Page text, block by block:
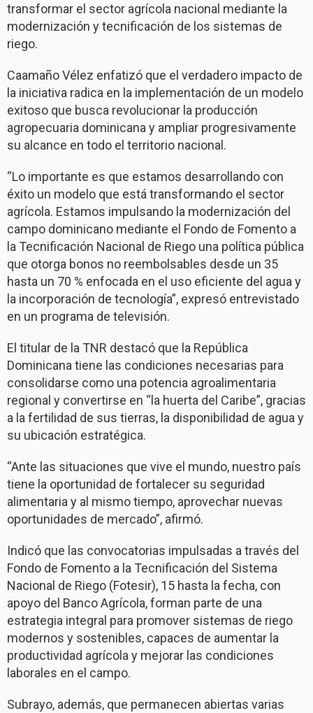
transformar el sector agrícola nacional mediante la
modernización y tecnificación de los sistemas de
riego.
Caamaño Vélez enfatizó que el verdadero impacto de
la iniciativa radica en la implementación de un modelo
exitoso que busca revolucionar la producción
agropecuaria dominicana y ampliar progresivamente
su alcance en todo el territorio nacional.
“Lo importante es que estamos desarrollando con
éxito un modelo que está transformando el sector
agrícola. Estamos impulsando la modernización del
campo dominicano mediante el Fondo de Fomento a
la Tecnificación Nacional de Riego una política pública
que otorga bonos no reembolsables desde un 35
hasta un 70 % enfocada en el uso eficiente del agua y
la incorporación de tecnología”, expresó entrevistado
en un programa de televisión.
El titular de la TNR destacó que la República
Dominicana tiene las condiciones necesarias para
consolidarse como una potencia agroalimentaria
regional y convertirse en “la huerta del Caribe”, gracias
a la fertilidad de sus tierras, la disponibilidad de agua y
su ubicación estratégica.
“Ante las situaciones que vive el mundo, nuestro país
tiene la oportunidad de fortalecer su seguridad
alimentaria y al mismo tiempo, aprovechar nuevas
oportunidades de mercado”, afirmó.
Indicó que las convocatorias impulsadas a través del
Fondo de Fomento a la Tecnificación del Sistema
Nacional de Riego (Fotesir), 15 hasta la fecha, con
apoyo del Banco Agrícola, forman parte de una
estrategia integral para promover sistemas de riego
modernos y sostenibles, capaces de aumentar la
productividad agrícola y mejorar las condiciones
laborales en el campo.
Subrayo, además, que permanecen abiertas varias